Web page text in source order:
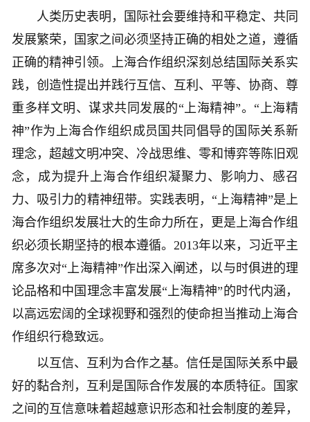
人类历史表明，国际社会要维持和平稳定、共同
发展繁荣，国家之间必须坚持正确的相处之道，遵循
正确的精神引领。上海合作组织深刻总结国际关系实
践，创造性提出并践行互信、互利、平等、协商、尊
重多样文明、谋求共同发展的“上海精神”。“上海精
神”作为上海合作组织成员国共同倡导的国际关系新
理念，超越文明冲突、冷战思维、零和博弈等陈旧观
念，成为提升上海合作组织凝聚力、影响力、感召
力、吸引力的精神纽带。实践表明，“上海精神”是上
海合作组织发展壮大的生命力所在，更是上海合作组
织必须长期坚持的根本遵循。2013年以来，习近平主
席多次对“上海精神”作出深入阐述，以与时俱进的理
论品格和中国理念丰富发展“上海精神”的时代内涵，
以高远宏阔的全球视野和强烈的使命担当推动上海合
作组织行稳致远。
以互信、互利为合作之基。信任是国际关系中最
好的黏合剂，互利是国际合作发展的本质特征。国家
之间的互信意味着超越意识形态和社会制度的差异，